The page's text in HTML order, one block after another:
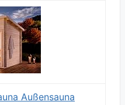
Außensauna